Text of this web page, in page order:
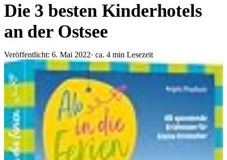
Die 3 besten Kinderhotels
an der Ostsee
Veröffentlicht: 6. Mai 2022· ca. 4 min Lesezeit